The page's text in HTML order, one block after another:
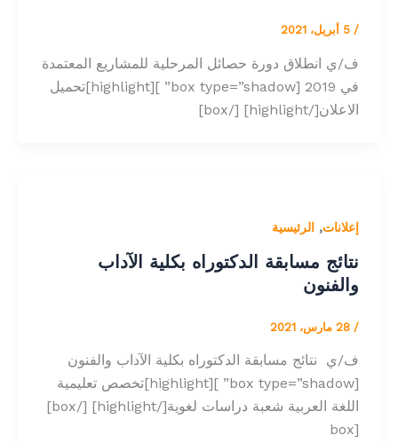
/ 5 أبريل، 2021
ف/ي انطلاق دورة حصائل المرحلية للمشاريع المعتمدة
في 2019 [box type=”shadow” ][highlight]تحميل
الاعلان[/highlight] [/box]
إعلانات, الرئيسية
نتائج مسابقة الدكتوراه بكلية الآداب
والفنون
/ 28 مارس، 2021
ف/ي نتائج مسابقة الدكتوراه بكلية الآداب والفنون
[box type=”shadow” ][highlight]تخصص تعليمية
اللغة العربية شعبة دراسات لغوية[/highlight] [/box]
[box